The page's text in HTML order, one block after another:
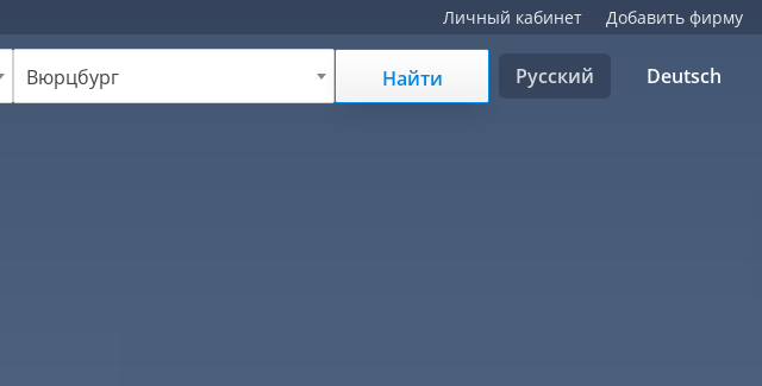
Личный кабинет Добавить фирму
Вюрцбург Найти Русский Deutsch